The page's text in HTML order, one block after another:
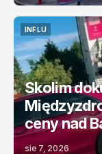
INFLU
INFLU
Skolim
ceny nad
sie 7, 2026